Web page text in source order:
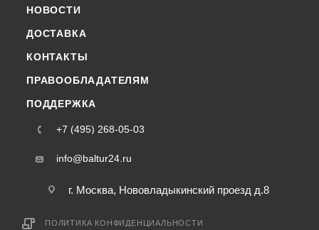
НОВОСТИ
ДОСТАВКА
КОНТАКТЫ
ПРАВООБЛАДАТЕЛЯМ
ПОДДЕРЖКА
+7 (495) 268-05-03
info@baltur24.ru
г. Москва, Нововладыкинский проезд д.8
ПОЛИТИКА КОНФИДЕНЦИАЛЬНОСТИ